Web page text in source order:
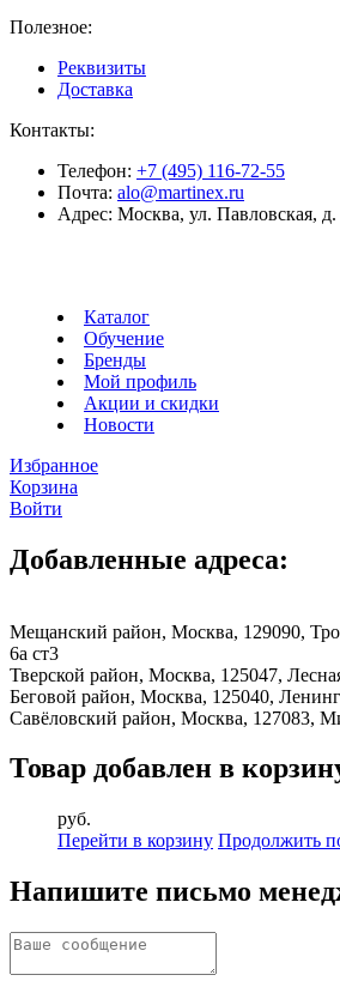
Полезное:
Реквизиты
Доставка
Контакты:
Телефон: +7 (495) 116-72-55
Почта: alo@martinex.ru
Адрес: Москва, ул. Павловская, д.
Каталог
Обучение
Бренды
Мой профиль
Акции и скидки
Новости
Избранное
Корзина
Войти
Добавленные адреса:
Мещанский район, Москва, 129090,
6а ст3
Тверской район, Москва, 125047,
Беговой район, Москва, 125040,
Савёловский район, Москва, 127083,
Товар добавлен в
руб.
Перейти в корзину Продолжить
Напишите письмо